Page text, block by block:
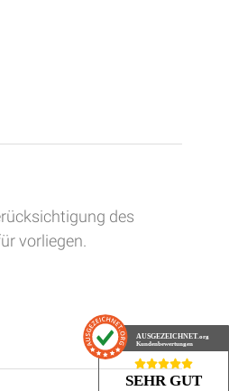
des
vorliegen.
AUSGEZEICHNET.org
Kundenbewertungen
SEHR GUT